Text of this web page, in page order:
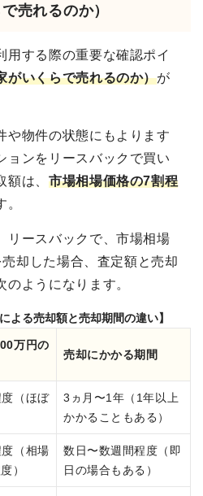
売れるのか）
用する際の重要な確認ポイ
がいくらで売れるのか）が
や物件の状態にもよります
ョンをリースバックで買い
は、 市場相場価格の7割程
リースバックで、市場相場
却した場合、査定額と売却
ようになります。
よる売却額と売却期間の違い】
万円の
売却にかかる期間
（ほぼ
3ヵ月〜1年（1年以上
かかることもある）
（相場
）
数日〜数週間程度（即
日の場合もある）